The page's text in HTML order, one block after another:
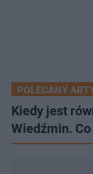
POLECANY
Kiedy jest
Wiedźmin.